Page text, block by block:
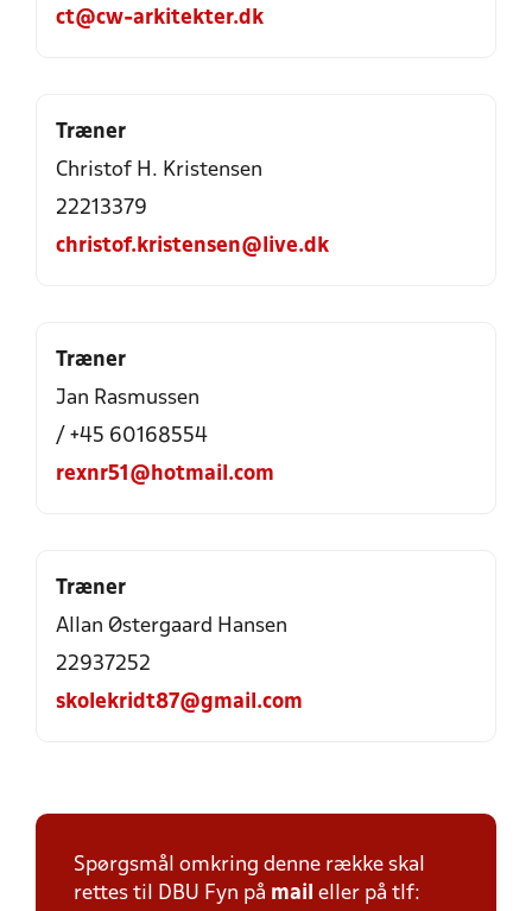
ct@cw-arkitekter.dk
Træner
Christof H. Kristensen
22213379
christof.kristensen@live.dk
Træner
Jan Rasmussen
/ +45 60168554
rexnr51@hotmail.com
Træner
Allan Østergaard Hansen
22937252
skolekridt87@gmail.com
Spørgsmål omkring denne række skal
rettes til DBU Fyn på mail eller på tlf: